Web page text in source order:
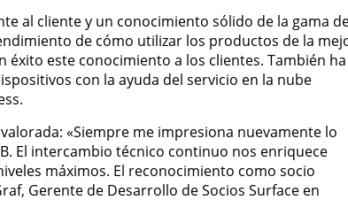
al cliente y un conocimiento sólido de la gama
de cómo utilizar los productos de la
este conocimiento a los clientes. También ha
con la ayuda del servicio en la nube
«Siempre me impresiona nuevamente lo
El intercambio técnico continuo nos enriquece
máximos. El reconocimiento como socio
Gerente de Desarrollo de Socios Surface en